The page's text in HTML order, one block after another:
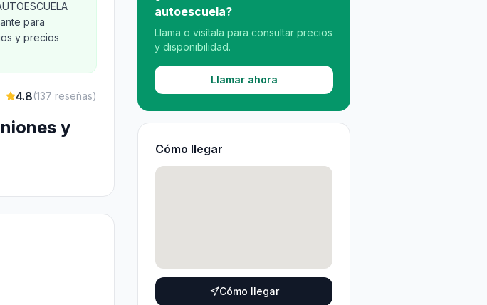
para
y precios
4.8(137 reseñas)
y
autoescuela?
Llama o visítala para consultar precios
y disponibilidad.
Llamar ahora
Cómo llegar
Cómo llegar